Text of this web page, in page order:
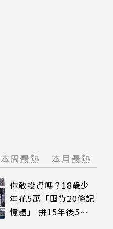
本周最熱 本月最熱
你敢投資嗎？18歲少
年花5萬「囤貨20條記
憶體」 拚15年後5倍